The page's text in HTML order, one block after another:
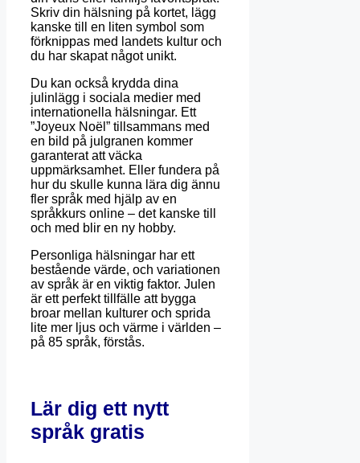
Skriv din hälsning på kortet, lägg
kanske till en liten symbol som
förknippas med landets kultur och
du har skapat något unikt.
Du kan också krydda dina
julinlägg i sociala medier med
internationella hälsningar. Ett
”Joyeux Noël” tillsammans med
en bild på julgranen kommer
garanterat att väcka
uppmärksamhet. Eller fundera på
hur du skulle kunna lära dig ännu
fler språk med hjälp av en
språkkurs online – det kanske till
och med blir en ny hobby.
Personliga hälsningar har ett
bestående värde, och variationen
av språk är en viktig faktor. Julen
är ett perfekt tillfälle att bygga
broar mellan kulturer och sprida
lite mer ljus och värme i världen –
på 85 språk, förstås.
Lär dig ett nytt
språk gratis